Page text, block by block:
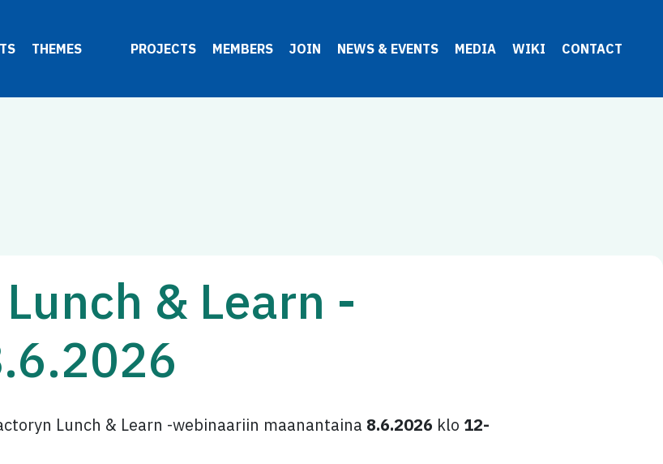
THEMES PROJECTS MEMBERS JOIN NEWS & EVENTS MEDIA WIKI CONTACT
& Learn -
Lunch & Learn -webinaariin maanantaina 8.6.2026 klo 12-